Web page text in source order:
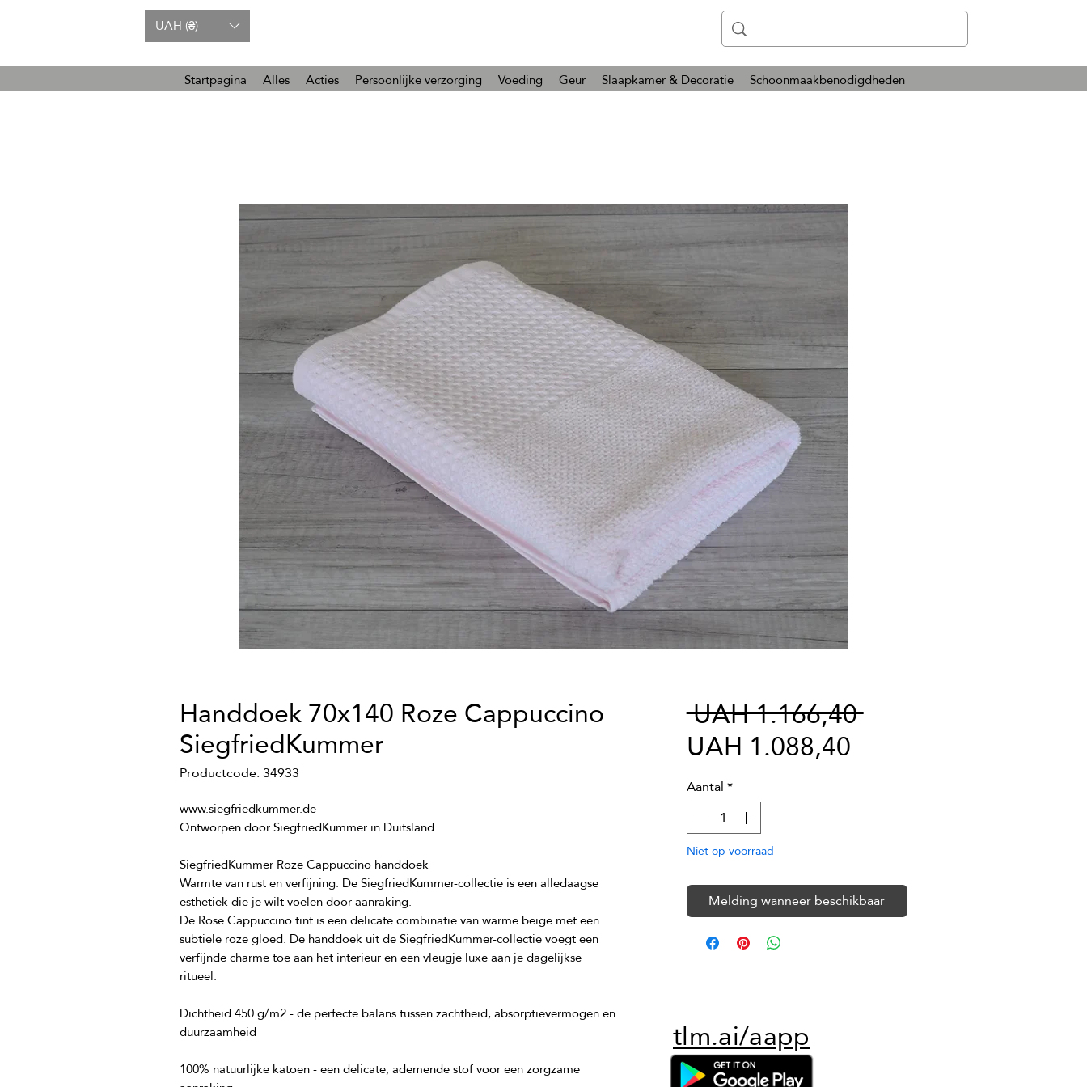
UAH (₴)
Startpagina Alles Acties Persoonlijke verzorging Voeding Geur Slaapkamer & Decoratie Schoonmaakbenodigdheden
Handdoek 70x140 Roze Cappuccino
SiegfriedKummer
Productcode: 34933
Warmte van rust en verfijning. De SiegfriedKummer-collectie is een alledaagse
De Rose Cappuccino tint is een delicate combinatie van warme beige met een
subtiele roze gloed. De handdoek uit de SiegfriedKummer-collectie voegt een
verfijnde charme toe aan het interieur en een vleugje luxe aan je dagelijkse
Dichtheid 450 g/m2 - de perfecte balans tussen zachtheid, absorptievermogen en
100% natuurlijke katoen - een delicate, ademende stof voor een zorgzame
UAH 1.166,40 Normale
UAH 1.088,40Verkoopprijs
Aantal*
Niet op voorraad
Melding wanneer beschikbaar
tlm.ai/aapp